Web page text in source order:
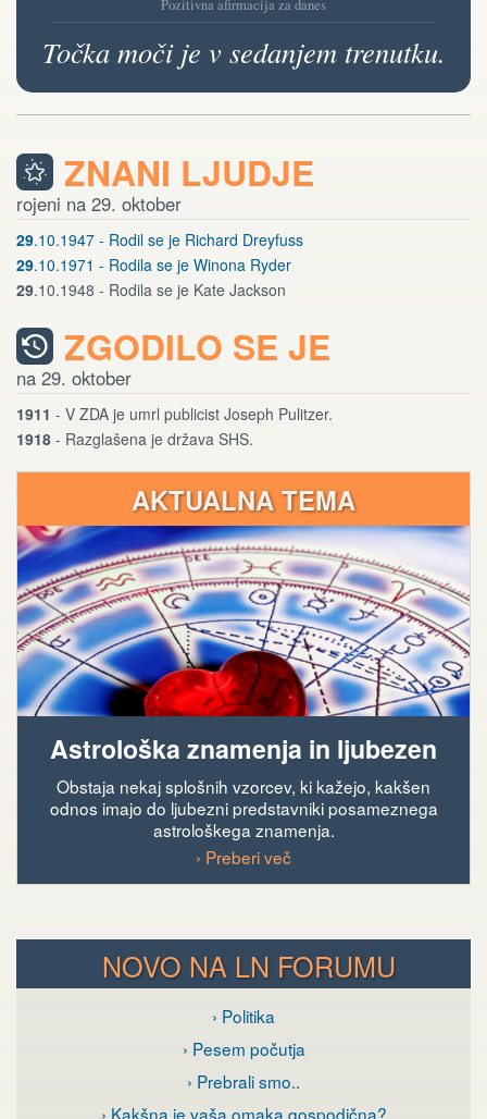
Pozitivna afirmacija za danes
Točka moči je v sedanjem trenutku.
ZNANI LJUDJE
rojeni na 29. oktober
29.10.1947 - Rodil se je Richard Dreyfuss
29.10.1971 - Rodila se je Winona Ryder
29.10.1948 - Rodila se je Kate Jackson
ZGODILO SE JE
na 29. oktober
1911 - V ZDA je umrl publicist Joseph Pulitzer.
1918 - Razglašena je država SHS.
AKTUALNA TEMA
Astrološka znamenja in ljubezen
Obstaja nekaj splošnih vzorcev, ki kažejo, kakšen
odnos imajo do ljubezni predstavniki posameznega
astrološkega znamenja.
› Preberi več
NOVO NA LN FORUMU
› Politika
› Pesem počutja
› Prebrali smo..
› Kakšna je vaša omaka gospodična?